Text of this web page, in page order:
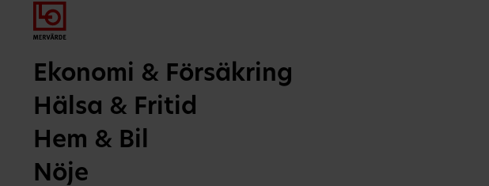
Ekonomi & Försäkring
Hälsa & Fritid
Hem & Bil
Nöje